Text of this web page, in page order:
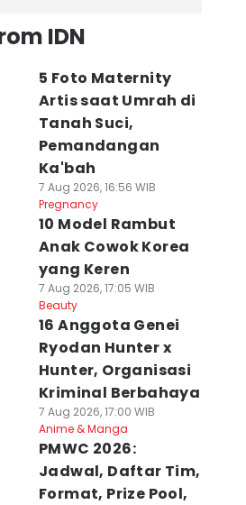
IDN
5 Foto Maternity
Artis saat Umrah di
Tanah Suci,
Pemandangan
Ka'bah
7 Aug 2026, 16:56 WIB
Pregnancy
10 Model Rambut
Anak Cowok Korea
yang Keren
7 Aug 2026, 17:05 WIB
Beauty
16 Anggota Genei
Ryodan Hunter x
Hunter, Organisasi
Kriminal Berbahaya
7 Aug 2026, 17:00 WIB
Anime & Manga
PMWC 2026:
Jadwal, Daftar Tim,
Format, Prize Pool,